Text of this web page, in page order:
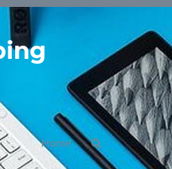
Home